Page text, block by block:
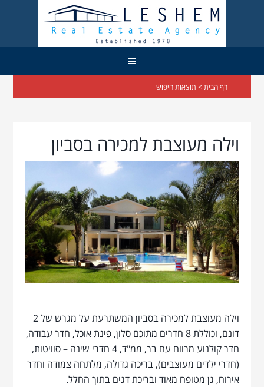
דף הבית> תוצאות חיפוש
וילה מעוצבת למכירה בסביון
וילה מעוצבת למכירה בסביון המשתרעת על מגרש של 2
דונם, וכוללת 8 חדרים מתוכם סלון, פינת אוכל, חדר עבודה,
חדר קולנוע מרווח עם בר, ממ"ד, 4 חדרי שינה – סוויטות,
(חדרי ילדים מעוצבים), בריכה גדולה, מלתחה צמודה וחדר
אירוח, גן מטופח מאוד ובריכת דגים בתוך החלל.